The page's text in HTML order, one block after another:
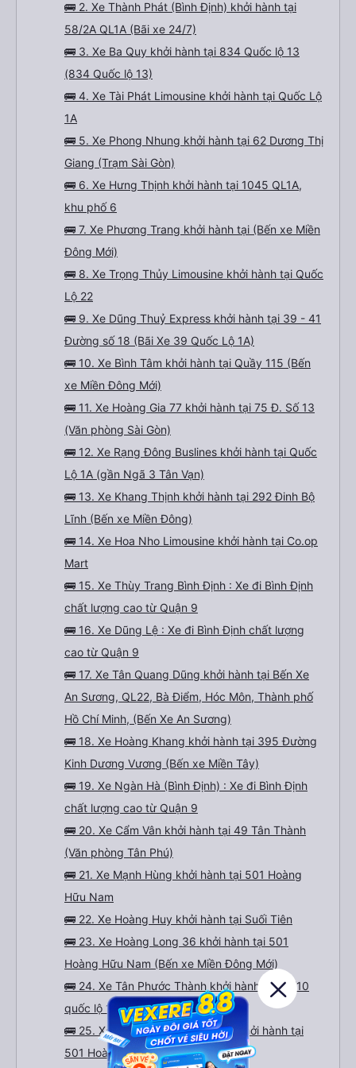
🚌 2. Xe Thành Phát (Bình Định) khởi hành tại
58/2A QL1A (Bãi xe 24/7)
🚌 3. Xe Ba Quy khởi hành tại 834 Quốc lộ 13
(834 Quốc lộ 13)
🚌 4. Xe Tài Phát Limousine khởi hành tại Quốc Lộ
1A
🚌 5. Xe Phong Nhung khởi hành tại 62 Dương Thị
Giang (Trạm Sài Gòn)
🚌 6. Xe Hưng Thịnh khởi hành tại 1045 QL1A,
khu phố 6
🚌 7. Xe Phương Trang khởi hành tại (Bến xe Miền
Đông Mới)
🚌 8. Xe Trọng Thủy Limousine khởi hành tại Quốc
Lộ 22
🚌 9. Xe Dũng Thuỷ Express khởi hành tại 39 - 41
Đường số 18 (Bãi Xe 39 Quốc Lộ 1A)
🚌 10. Xe Bình Tâm khởi hành tại Quầy 115 (Bến
xe Miền Đông Mới)
🚌 11. Xe Hoàng Gia 77 khởi hành tại 75 Đ. Số 13
(Văn phòng Sài Gòn)
🚌 12. Xe Rạng Đông Buslines khởi hành tại Quốc
Lộ 1A (gần Ngã 3 Tân Vạn)
🚌 13. Xe Khang Thịnh khởi hành tại 292 Đinh Bộ
Lĩnh (Bến xe Miền Đông)
🚌 14. Xe Hoa Nho Limousine khởi hành tại Co.op
Mart
🚌 15. Xe Thùy Trang Bình Định : Xe đi Bình Định
chất lượng cao từ Quận 9
🚌 16. Xe Dũng Lệ : Xe đi Bình Định chất lượng
cao từ Quận 9
🚌 17. Xe Tân Quang Dũng khởi hành tại Bến Xe
An Sương, QL22, Bà Điểm, Hóc Môn, Thành phố
Hồ Chí Minh, (Bến Xe An Sương)
🚌 18. Xe Hoàng Khang khởi hành tại 395 Đường
Kinh Dương Vương (Bến xe Miền Tây)
🚌 19. Xe Ngàn Hà (Bình Định) : Xe đi Bình Định
chất lượng cao từ Quận 9
🚌 20. Xe Cẩm Vân khởi hành tại 49 Tân Thành
(Văn phòng Tân Phú)
🚌 21. Xe Mạnh Hùng khởi hành tại 501 Hoàng
Hữu Nam
🚌 22. Xe Hoàng Huy khởi hành tại Suối Tiên
🚌 23. Xe Hoàng Long 36 khởi hành tại 501
Hoàng Hữu Nam (Bến xe Miền Đông Mới)
🚌 24. Xe Tân Phước Thành khởi hành tại 57/10
quốc lộ 1A
🚌 25. Xe Mạnh Hùng (Bình Định) khởi hành tại
501 Hoàng Hữu Nam